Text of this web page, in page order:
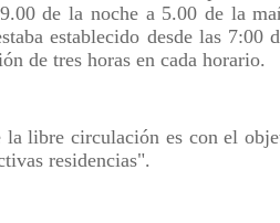
de la noche a 5.00 de la
establecido desde las 7:00
de tres horas en cada horario.
libre circulación es con el
residencias".